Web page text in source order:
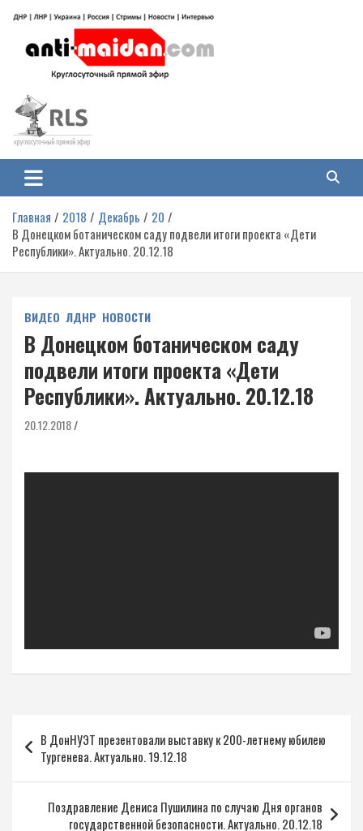
содержимому
Антимайдан: Гражданская война
на Украине
гражданской войне на Украине, включая события в Новороссии, ДНР,
ЛНР и других регионах.
Главная 2018 Декабрь
20
В Донецком ботаническом саду подвели итоги проекта «Дети
Республики». Актуально. 20.12.18
ВИДЕО ЛДНР НОВОСТИ
В Донецком ботаническом саду
подвели итоги проекта «Дети
Республики». Актуально. 20.12.18
20.12.2018
по
записям
В ДонНУЭТ презентовали выставку к 200-летнему юбилею
Тургенева. Актуально. 19.12.18
Поздравление Дениса Пушилина по случаю Дня органов
государственной безопасности. Актуально. 20.12.18